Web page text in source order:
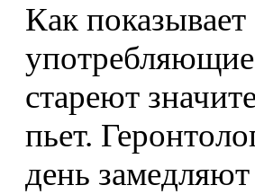
Как
стареют
пьет.
день